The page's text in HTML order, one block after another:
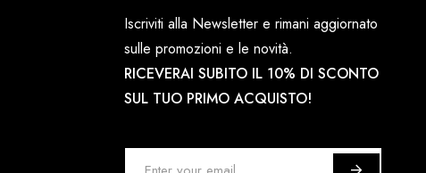
Iscriviti alla Newsletter e rimani aggiornato
sulle promozioni e le novità.
RICEVERAI SUBITO IL 10% DI SCONTO
SUL TUO PRIMO ACQUISTO!